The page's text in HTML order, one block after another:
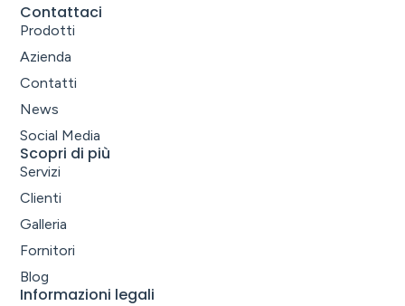
Contattaci
Prodotti
Azienda
Contatti
News
Social Media
Scopri di più
Servizi
Clienti
Galleria
Fornitori
Blog
Informazioni legali